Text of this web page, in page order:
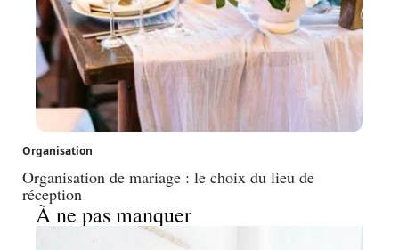
Organisation
Organisation de mariage : le choix du lieu de
réception
À ne pas manquer